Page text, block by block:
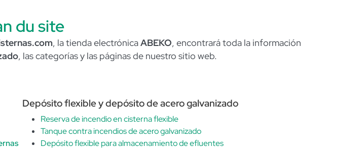
du site
, la tienda electrónicaABEKO, encontrará toda la información
, las categorías y las páginas de nuestro sitio web.
Depósito flexible y depósito de acero galvanizado
Reserva de incendio en cisterna flexible
Tanque contra incendios de acero galvanizado
Depósito flexible para almacenamiento de efluentes